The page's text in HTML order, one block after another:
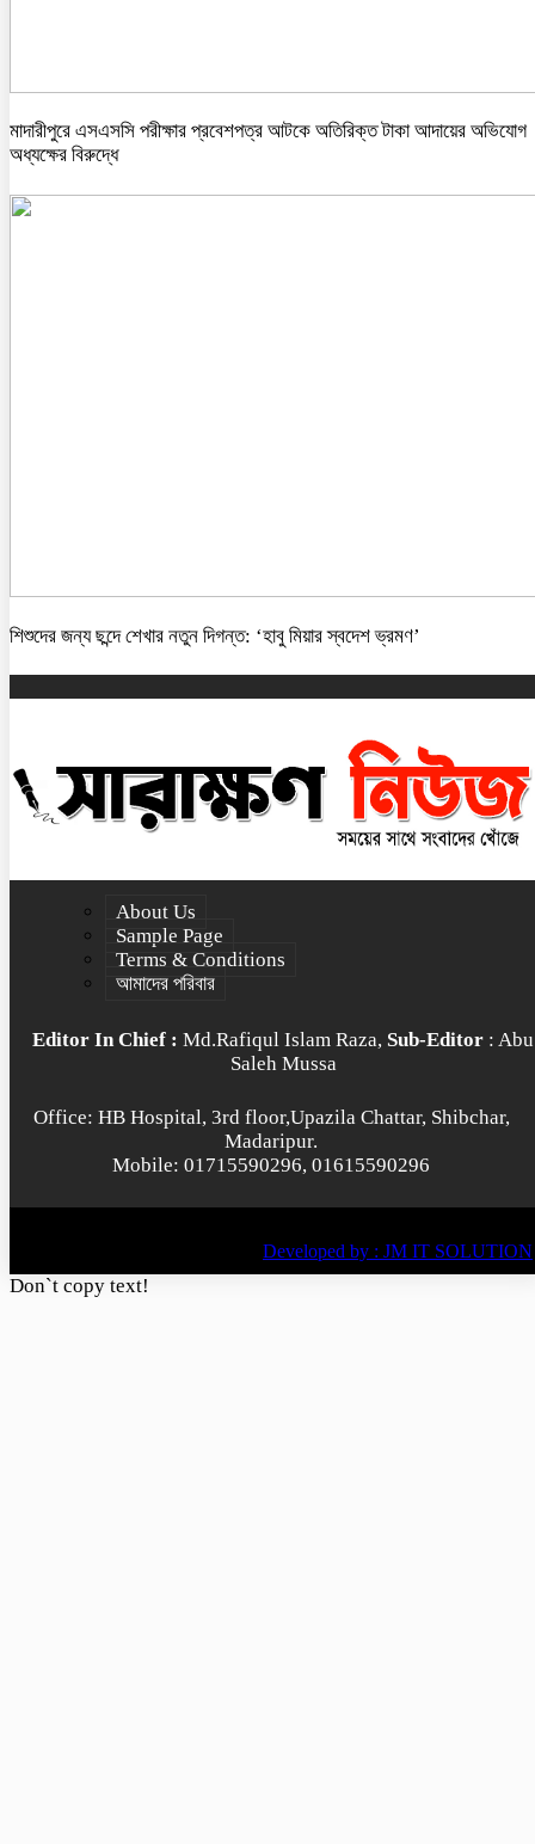
মাদারীপুরে এসএসসি পরীক্ষার প্রবেশপত্র আটকে অতিরিক্ত টাকা আদায়ের অভিযোগ
অধ্যক্ষের বিরুদ্ধে
শিশুদের জন্য ছন্দে শেখার নতুন দিগন্ত: ‘হাবু মিয়ার স্বদেশ ভ্রমণ’
About Us
Sample Page
Terms & Conditions
আমাদের পরিবার
Editor In Chief : Md.Rafiqul Islam Raza, Sub-Editor : Abu
Saleh Mussa
Office: HB Hospital, 3rd floor,Upazila Chattar, Shibchar,
Madaripur.
Mobile: 01715590296, 01615590296
Developed by : JM IT SOLUTION
Don`t copy text!